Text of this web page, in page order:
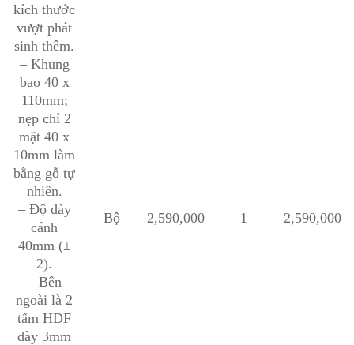
kích thước
vượt phát
sinh thêm.
– Khung
bao 40 x
110mm;
nẹp chỉ 2
mặt 40 x
10mm làm
bằng gỗ tự
nhiên.
– Độ dày
cánh
40mm (±
2).
– Bên
ngoài là 2
tấm HDF
dày 3mm
Bộ 2,590,000 1 2,590,000